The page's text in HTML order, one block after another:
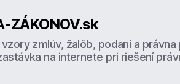
ZÁKONOV.sk
vzory zmlúv, žalôb, podaní a
na internete pri riešení